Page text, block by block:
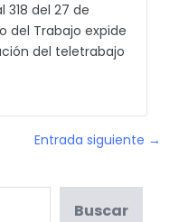
del 27 de
del Trabajo expide
del teletrabajo
Entrada siguiente →
Buscar